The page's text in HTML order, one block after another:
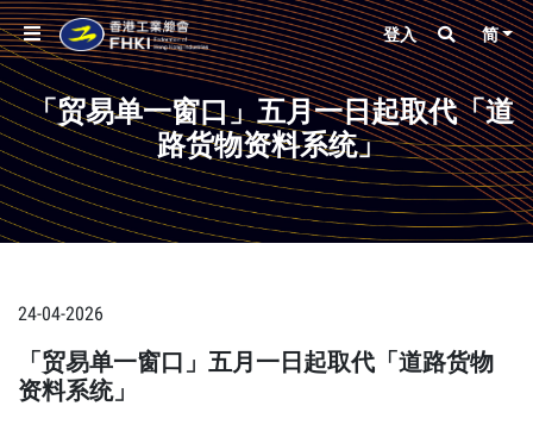
登入 简
「贸易单一窗口」五月一日起取代「道
路货物资料系统」
24-04-2026
「贸易单一窗口」五月一日起取代「道路货物
资料系统」